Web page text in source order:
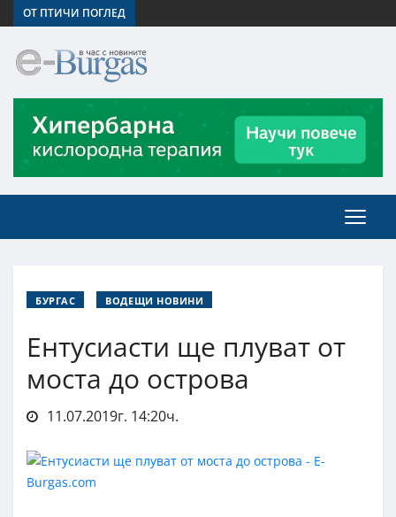
ОТ ПТИЧИ ПОГЛЕД
БУРГАС ВОДЕЩИ НОВИНИ
Ентусиасти ще плуват от
моста до острова
11.07.2019г. 14:20ч.